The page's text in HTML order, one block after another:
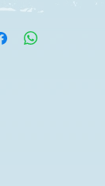
si la demande est
cette date.